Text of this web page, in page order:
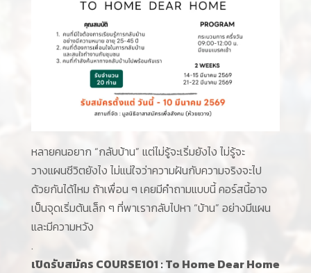
หลายคนอยาก “กลับบ้าน” แต่ไม่รู้จะเริ่มยังไง ไม่รู้จะ
วางแผนชีวิตยังไง ไม่แน่ใจว่าความฝันกับความจริงจะไป
ด้วยกันได้ไหม ถ้าเพื่อน ๆ เคยมีคำถามแบบนี้ คอร์สนี้อาจ
เป็นจุดเริ่มต้นเล็ก ๆ ที่พาเรากลับไปหา “บ้าน” อย่างมีแผน
และมีความหวัง
.
เปิดรับสมัคร COURSE101 : To Home Dear Home